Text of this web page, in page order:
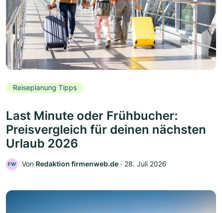
Reiseplanung Tipps
Last Minute oder Frühbucher:
Preisvergleich für deinen nächsten
Urlaub 2026
FW Von Redaktion firmenweb.de ‧ 28. Juli 2026